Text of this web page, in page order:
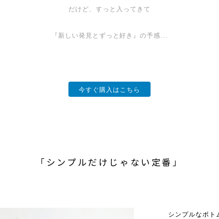
だけど、すっと入ってきて
『新しい発見とずっと好き』の予感...
今すぐ購入はこちら
「シンプルだけじゃない定番」
シンプルなボト